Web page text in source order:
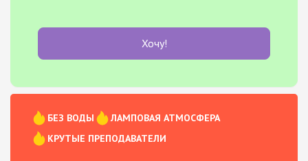
Хочу!
БЕЗ ВОДЫ
ЛАМПОВАЯ АТМОСФЕРА
КРУТЫЕ ПРЕПОДАВАТЕЛИ